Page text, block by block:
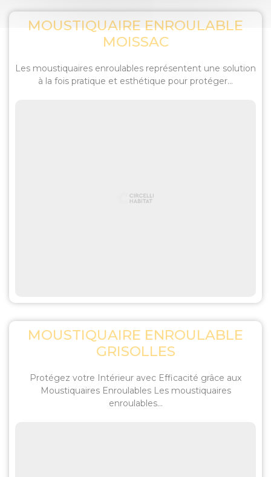
MOUSTIQUAIRE ENROULABLE
MOISSAC
Les moustiquaires enroulables représentent une solution
à la fois pratique et esthétique pour protéger...
MOUSTIQUAIRE ENROULABLE
GRISOLLES
Protégez votre Intérieur avec Efficacité grâce aux
Moustiquaires Enroulables Les moustiquaires
enroulables...